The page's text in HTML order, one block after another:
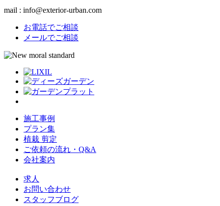
mail : info@exterior-urban.com
お電話でご相談
メールでご相談
施工事例
プラン集
植栽 剪定
ご依頼の流れ・Q&A
会社案内
求人
お問い合わせ
スタッフブログ